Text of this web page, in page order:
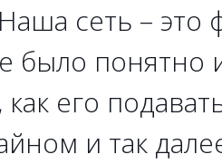
Наша сеть – это
было понятно
его
и так